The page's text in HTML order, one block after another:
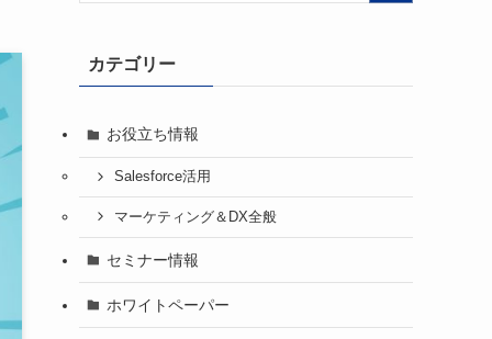
カテゴリー
お役立ち情報
Salesforce活用
マーケティング＆DX全般
セミナー情報
ホワイトペーパー